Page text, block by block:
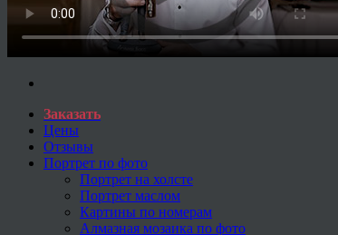
Заказать
Цены
Отзывы
Портрет по фото
Портрет на холсте
Портрет маслом
Картины по номерам
Алмазная мозаика по фото